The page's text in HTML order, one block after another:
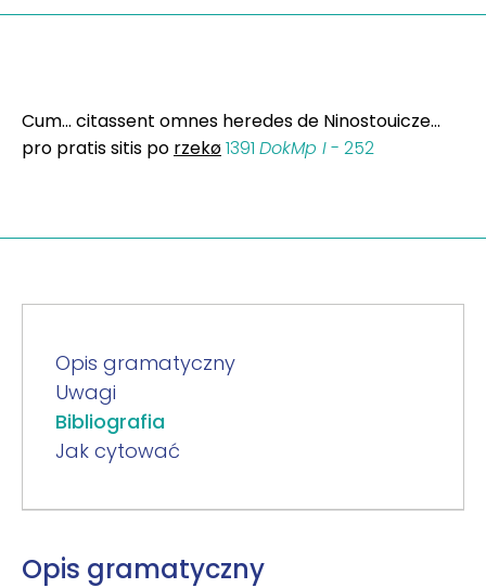
Cum... citassent omnes heredes de Ninostouicze...
pro pratis sitis po rzekø1391 DokMp I- 252
Opis gramatyczny
Uwagi
Bibliografia
Jak cytować
Opis gramatyczny